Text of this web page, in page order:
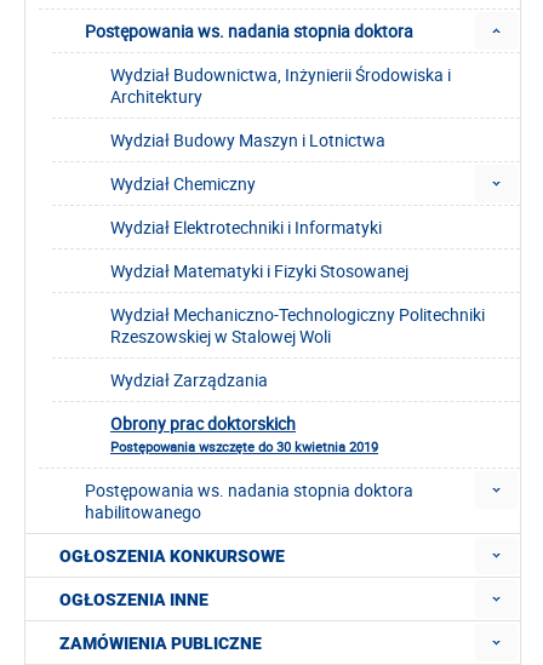
Postępowania ws. nadania stopnia doktora
Wydział Budownictwa, Inżynierii Środowiska i
Architektury
Wydział Budowy Maszyn i Lotnictwa
Wydział Chemiczny
Wydział Elektrotechniki i Informatyki
Wydział Matematyki i Fizyki Stosowanej
Wydział Mechaniczno-Technologiczny Politechniki
Rzeszowskiej w Stalowej Woli
Wydział Zarządzania
Obrony prac doktorskich
Postępowania wszczęte do 30 kwietnia 2019
Postępowania ws. nadania stopnia doktora
habilitowanego
OGŁOSZENIA KONKURSOWE
OGŁOSZENIA INNE
ZAMÓWIENIA PUBLICZNE